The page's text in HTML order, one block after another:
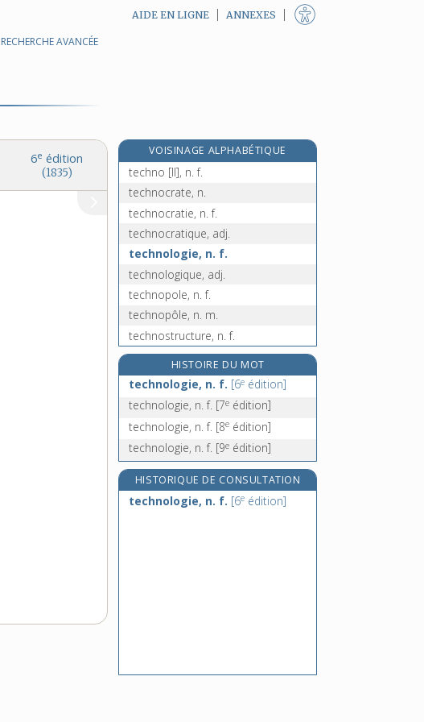
RECHERCHE AVANCÉE
AIDE EN LIGNE ANNEXES
6e édition
(1835)
VOISINAGE ALPHABÉTIQUE
techno- [I], préf.
techno [II], n. f.
technocrate, n.
technocratie, n. f.
technocratique, adj.
technologie, n. f.
technologique, adj.
technopole, n. f.
technopôle, n. m.
technostructure, n. f.
teck, n. m.
teckel, n. m.
tectrice, n. f.
teddy, n. m.
HISTOIRE DU MOT
technologie, n. f. [6e édition]
technologie, n. f. [7e édition]
technologie, n. f. [8e édition]
technologie, n. f. [9e édition]
HISTORIQUE DE CONSULTATION
technologie, n. f. [6e édition]